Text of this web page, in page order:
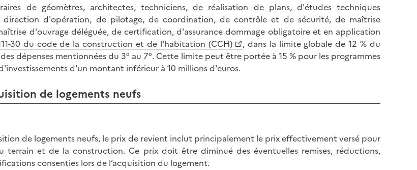
de géomètres, architectes, techniciens, de réalisation de plans, d'études techniques
direction d'opération, de pilotage, de coordination, de contrôle et de sécurité, de maîtrise
d'ouvrage déléguée, de certification, d'assurance dommage obligatoire et en application
30 du code de la construction et de l'habitation (CCH)
, dans la limite globale de 12 % du
dépenses mentionnées du 3° au 7°. Cette limite peut être portée à 15 % pour les programmes
d'un montant inférieur à 10 millions d'euros.
de logements neufs
de logements neufs, le prix de revient inclut principalement le prix effectivement versé pour
terrain et de la construction. Ce prix doit être diminué des éventuelles remises, réductions,
consenties lors de l’acquisition du logement.